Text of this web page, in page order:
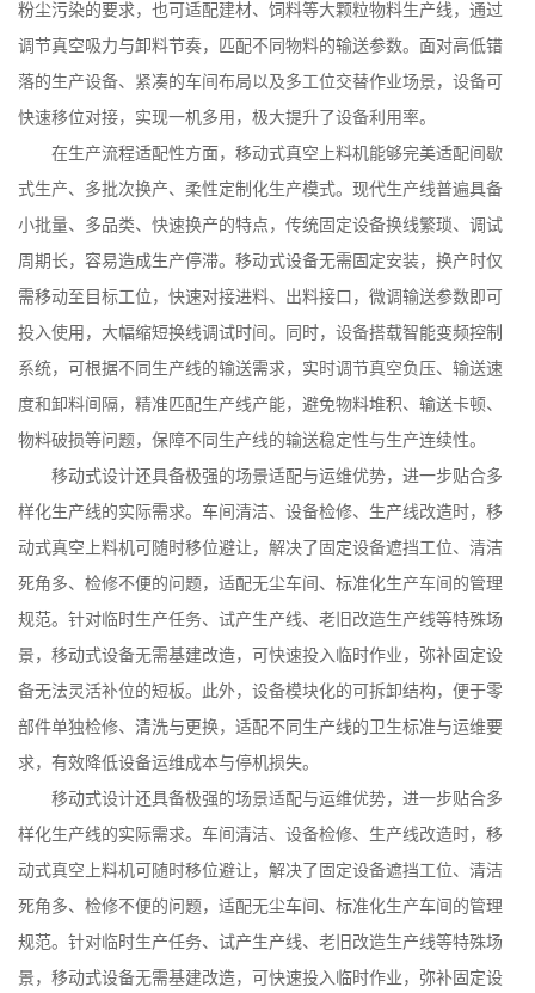
粉尘污染的要求，也可适配建材、饲料等大颗粒物料生产线，通过
调节真空吸力与卸料节奏，匹配不同物料的输送参数。面对高低错
落的生产设备、紧凑的车间布局以及多工位交替作业场景，设备可
快速移位对接，实现一机多用，极大提升了设备利用率。
在生产流程适配性方面，移动式真空上料机能够完美适配间歇
式生产、多批次换产、柔性定制化生产模式。现代生产线普遍具备
小批量、多品类、快速换产的特点，传统固定设备换线繁琐、调试
周期长，容易造成生产停滞。移动式设备无需固定安装，换产时仅
需移动至目标工位，快速对接进料、出料接口，微调输送参数即可
投入使用，大幅缩短换线调试时间。同时，设备搭载智能变频控制
系统，可根据不同生产线的输送需求，实时调节真空负压、输送速
度和卸料间隔，精准匹配生产线产能，避免物料堆积、输送卡顿、
物料破损等问题，保障不同生产线的输送稳定性与生产连续性。
移动式设计还具备极强的场景适配与运维优势，进一步贴合多
样化生产线的实际需求。车间清洁、设备检修、生产线改造时，移
动式真空上料机可随时移位避让，解决了固定设备遮挡工位、清洁
死角多、检修不便的问题，适配无尘车间、标准化生产车间的管理
规范。针对临时生产任务、试产生产线、老旧改造生产线等特殊场
景，移动式设备无需基建改造，可快速投入临时作业，弥补固定设
备无法灵活补位的短板。此外，设备模块化的可拆卸结构，便于零
部件单独检修、清洗与更换，适配不同生产线的卫生标准与运维要
求，有效降低设备运维成本与停机损失。
移动式设计还具备极强的场景适配与运维优势，进一步贴合多
样化生产线的实际需求。车间清洁、设备检修、生产线改造时，移
动式真空上料机可随时移位避让，解决了固定设备遮挡工位、清洁
死角多、检修不便的问题，适配无尘车间、标准化生产车间的管理
规范。针对临时生产任务、试产生产线、老旧改造生产线等特殊场
景，移动式设备无需基建改造，可快速投入临时作业，弥补固定设